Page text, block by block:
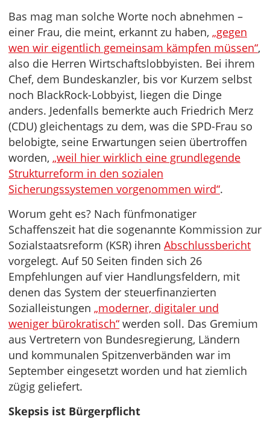
Bas mag man solche Worte noch abnehmen –
einer Frau, die meint, erkannt zu haben, „gegen
wen wir eigentlich gemeinsam kämpfen müssen“,
also die Herren Wirtschaftslobbyisten. Bei ihrem
Chef, dem Bundeskanzler, bis vor Kurzem selbst
noch BlackRock-Lobbyist, liegen die Dinge
anders. Jedenfalls bemerkte auch Friedrich Merz
(CDU) gleichentags zu dem, was die SPD-Frau so
belobigte, seine Erwartungen seien übertroffen
worden, „weil hier wirklich eine grundlegende
Strukturreform in den sozialen
Sicherungssystemen vorgenommen wird“.
Worum geht es? Nach fünfmonatiger
Schaffenszeit hat die sogenannte Kommission zur
Sozialstaatsreform (KSR) ihren Abschlussbericht
vorgelegt. Auf 50 Seiten finden sich 26
Empfehlungen auf vier Handlungsfeldern, mit
denen das System der steuerfinanzierten
Sozialleistungen „moderner, digitaler und
weniger bürokratisch“ werden soll. Das Gremium
aus Vertretern von Bundesregierung, Ländern
und kommunalen Spitzenverbänden war im
September eingesetzt worden und hat ziemlich
zügig geliefert.
Skepsis ist Bürgerpflicht